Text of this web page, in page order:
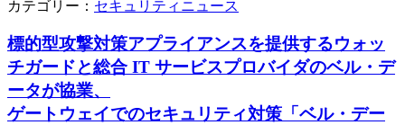
カテゴリー： セキュリティニュース
標的型攻撃対策アプライアンスを提供するウォッ
チガードと総合 IT サービスプロバイダのベル・デ
ータが協業、
ゲートウェイでのセキュリティ対策「ベル・デー